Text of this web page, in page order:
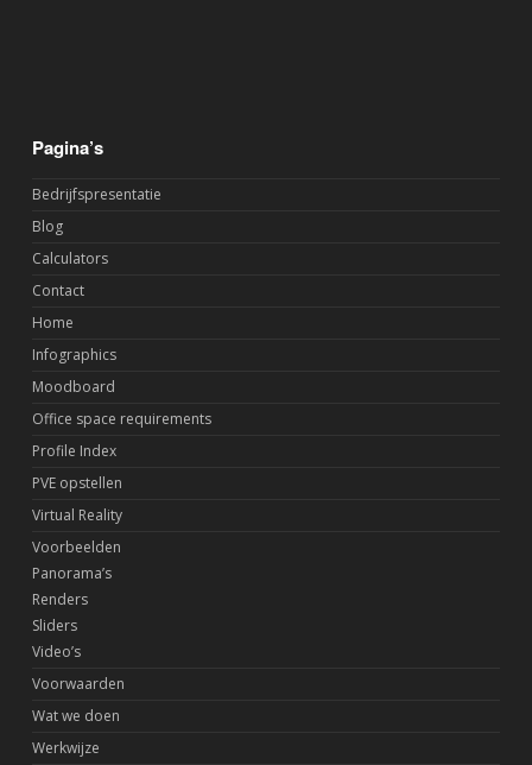
Pagina’s
Bedrijfspresentatie
Blog
Calculators
Contact
Home
Infographics
Moodboard
Office space requirements
Profile Index
PVE opstellen
Virtual Reality
Voorbeelden
Panorama’s
Renders
Sliders
Video’s
Voorwaarden
Wat we doen
Werkwijze